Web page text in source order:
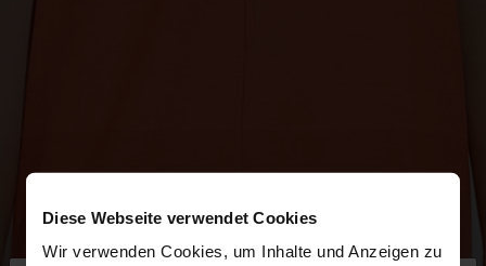
Diese Webseite verwendet Cookies
Wir verwenden Cookies, um Inhalte und Anzeigen zu